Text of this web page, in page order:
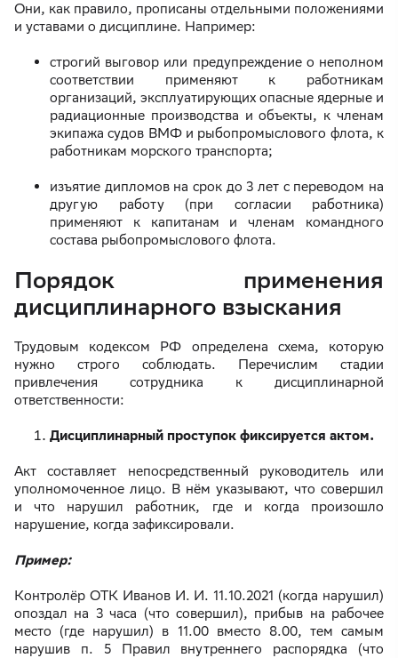
Они, как правило, прописаны отдельными положениями
и уставами о дисциплине. Например:
строгий выговор или предупреждение о неполном
соответствии применяют к работникам
организаций, эксплуатирующих опасные ядерные и
радиационные производства и объекты, к членам
экипажа судов ВМФ и рыбопромыслового флота, к
работникам морского транспорта;
изъятие дипломов на срок до 3 лет с переводом на
другую работу (при согласии работника)
применяют к капитанам и членам командного
состава рыбопромыслового флота.
Порядок применения
дисциплинарного взыскания
Трудовым кодексом РФ определена схема, которую
нужно строго соблюдать. Перечислим стадии
привлечения сотрудника к дисциплинарной
ответственности:
Дисциплинарный проступок фиксируется актом.
Акт составляет непосредственный руководитель или
уполномоченное лицо. В нём указывают, что совершил
и что нарушил работник, где и когда произошло
нарушение, когда зафиксировали.
Пример:
Контролёр ОТК Иванов И. И. 11.10.2021 (когда нарушил)
опоздал на 3 часа (что совершил), прибыв на рабочее
место (где нарушил) в 11.00 вместо 8.00, тем самым
нарушив п. 5 Правил внутреннего распорядка (что